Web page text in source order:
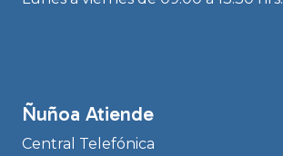
Ñuñoa Atiende
Central Telefónica